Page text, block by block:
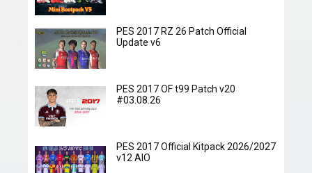
PES 2017 RZ 26 Patch Official
Update v6
PES 2017 OF t99 Patch v20
#03.08.26
PES 2017 Official Kitpack 2026/2027
v12 AIO